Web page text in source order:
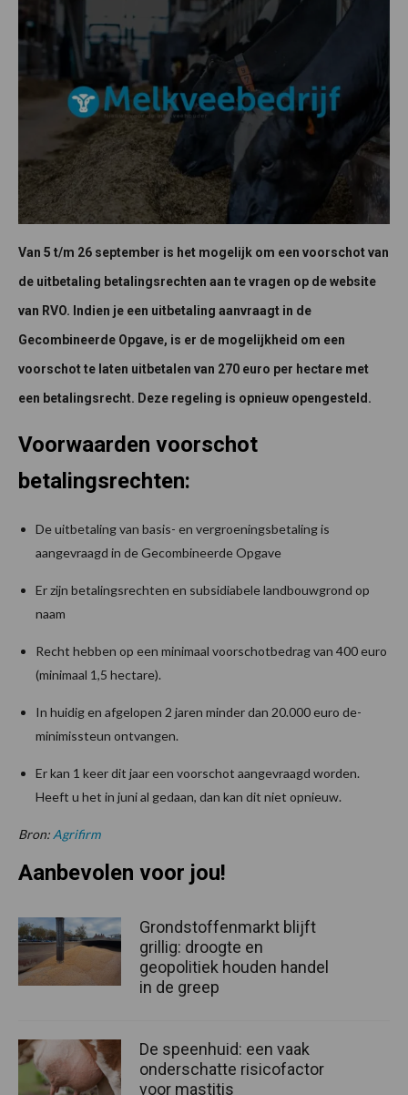
Van 5 t/m 26 september is het mogelijk om een voorschot van
de uitbetaling betalingsrechten aan te vragen op de website
van RVO. Indien je een uitbetaling aanvraagt in de
Gecombineerde Opgave, is er de mogelijkheid om een
voorschot te laten uitbetalen van 270 euro per hectare met
een betalingsrecht. Deze regeling is opnieuw opengesteld.
Voorwaarden voorschot
betalingsrechten:
De uitbetaling van basis- en vergroeningsbetaling is
aangevraagd in de Gecombineerde Opgave
Er zijn betalingsrechten en subsidiabele landbouwgrond op
naam
Recht hebben op een minimaal voorschotbedrag van 400 euro
(minimaal 1,5 hectare).
In huidig en afgelopen 2 jaren minder dan 20.000 euro de-
minimissteun ontvangen.
Er kan 1 keer dit jaar een voorschot aangevraagd worden.
Heeft u het in juni al gedaan, dan kan dit niet opnieuw.
Bron: Agrifirm
Aanbevolen voor jou!
Grondstoffenmarkt blijft
grillig: droogte en
geopolitiek houden handel
in de greep
De speenhuid: een vaak
onderschatte risicofactor
voor mastitis